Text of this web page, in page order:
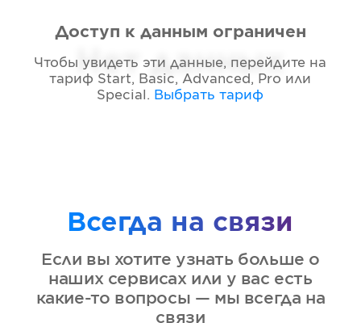
Нет данных
Доступ к данным ограничен
Чтобы увидеть эти данные, перейдите на
тариф Start, Basic, Advanced, Pro или
Special . Выбрать тариф
Всегда на связи
Если вы хотите узнать больше о
наших сервисах или у вас есть
какие-то вопросы — мы всегда на
связи